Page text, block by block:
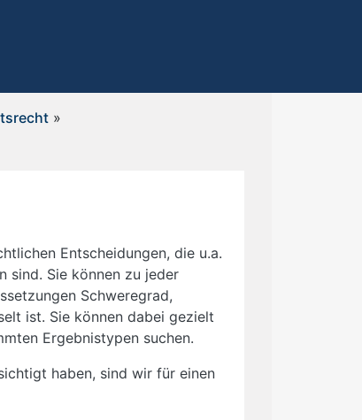
»
Entscheidungen, die u.a.
sind. Sie können zu jeder
Schweregrad,
ist. Sie können dabei gezielt
Ergebnistypen suchen.
haben, sind wir für einen